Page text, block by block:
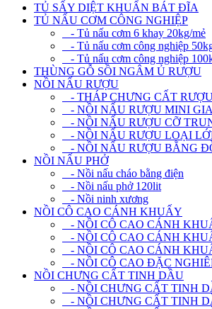
TỦ SẤY DIỆT KHUẨN BÁT ĐĨA
TỦ NẤU CƠM CÔNG NGHIỆP
- Tủ nấu cơm 6 khay 20kg/mẻ
- Tủ nấu cơm công nghiệp
- Tủ nấu cơm công nghiệp
THÙNG GỖ SỒI NGÂM Ủ RƯỢU
NỒI NẤU RƯỢU
- THÁP CHƯNG CẤT
- NỒI NẤU RƯỢU MINI
- NỒI NẤU RƯỢU CỠ
- NỒI NẤU RƯỢU LOẠI
- NỒI NẤU RƯỢU BẰNG
NỒI NẤU PHỞ
- Nồi nấu cháo bằng điện
- Nồi nấu phở 120lit
- Nồi ninh xương
NỒI CÔ CAO CÁNH KHUẤY
- NỒI CÔ CAO CÁNH
- NỒI CÔ CAO CÁNH
- NỒI CÔ CAO CÁNH
- NỒI CÔ CAO ĐẶC
NỒI CHƯNG CẤT TINH DẦU
- NỒI CHƯNG CẤT TINH
- NỒI CHƯNG CẤT TINH